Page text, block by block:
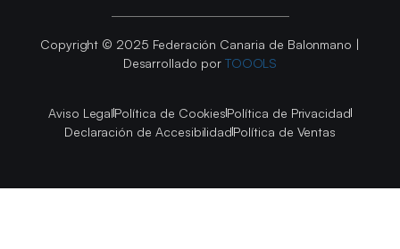
Copyright © 2025 Federación Canaria de Balonmano |
Desarrollado por TOOOLS
Aviso LegalPolítica de CookiesPolítica de Privacidad
Declaración de AccesibilidadPolítica de Ventas